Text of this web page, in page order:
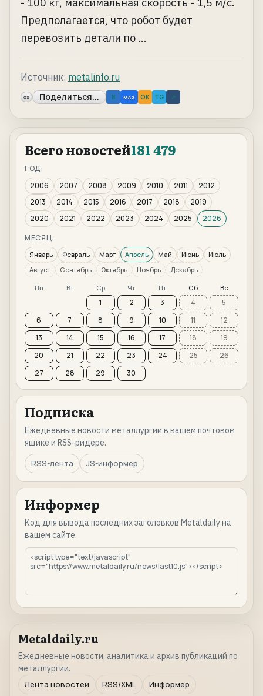
- 100 кг, максимальная скорость - 1,5 м/с.
Предполагается, что робот будет
перевозить детали по ...
Источник: metalinfo.ru
«» Поделиться... B MAX OK TG ↗
Всего новостей181 479
ГОД:
2006
2007 2008 2009 2010 2011
2012
2013
2014 2015 2016 2017 2018
2019
2020
2021 2022 2023 2024 2025
2026
МЕСЯЦ:
Январь Февраль Март Апрель Май Июнь
Июль
Август
Сентябрь Октябрь Ноябрь Декабрь
Пн Вт Ср Чт Пт Сб Вс
1 2 3 4
5
6
7 8 9 10 11
12
13
14 15 16 17 18
19
20
21 22 23 24 25
26
27
28 29 30
Подписка
Ежедневные новости металлургии в вашем почтовом
ящике и RSS-ридере.
RSS-лента
JS-информер
Информер
Код для вывода последних заголовков Metaldaily на
вашем сайте.
Metaldaily.ru
Ежедневные новости, аналитика и архив публикаций по
металлургии.
Лента новостей
RSS/XML Информер